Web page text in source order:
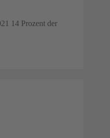
14 Prozent der